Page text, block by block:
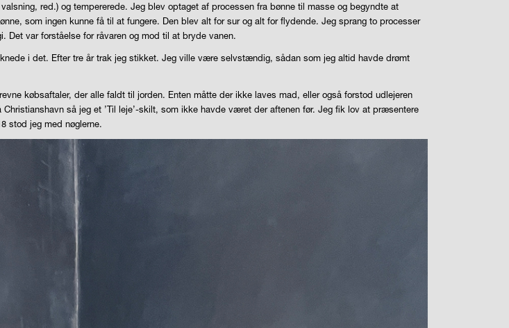
red.) og tempererede. Jeg blev optaget af processen fra bønne til masse og begyndte at
som ingen kunne få til at fungere. Den blev alt for sur og alt for flydende. Jeg sprang to processer
Det var forståelse for råvaren og mod til at bryde vanen.
i det. Efter tre år trak jeg stikket. Jeg ville være selvstændig, sådan som jeg altid havde drømt
købsaftaler, der alle faldt til jorden. Enten måtte der ikke laves mad, eller også forstod udlejeren
så jeg et ’Til leje’-skilt, som ikke havde været der aftenen før. Jeg fik lov at præsentere
stod jeg med nøglerne.